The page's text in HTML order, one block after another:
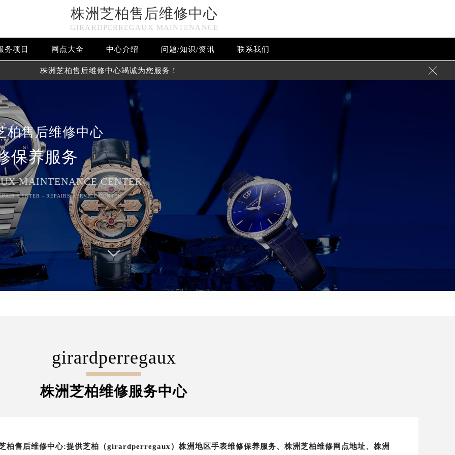
株洲芝柏售后维修中心
GIRARDPERREGAUX MAINTENANCE
务项目 网点大全 中心介绍 问题/知识/资讯 联系我们
株洲芝柏售后维修中心竭诚为您服务！ 
柏售后维修中心
保养服务
MAINTENANCE CENTER
CENTER - REPAIRS SERVICE CENTER
girardperregaux
株洲芝柏维修服务中心
柏售后维修中心:提供芝柏（girardperregaux）株洲地区手表维修保养服务、株洲芝柏维修网点地址、株洲